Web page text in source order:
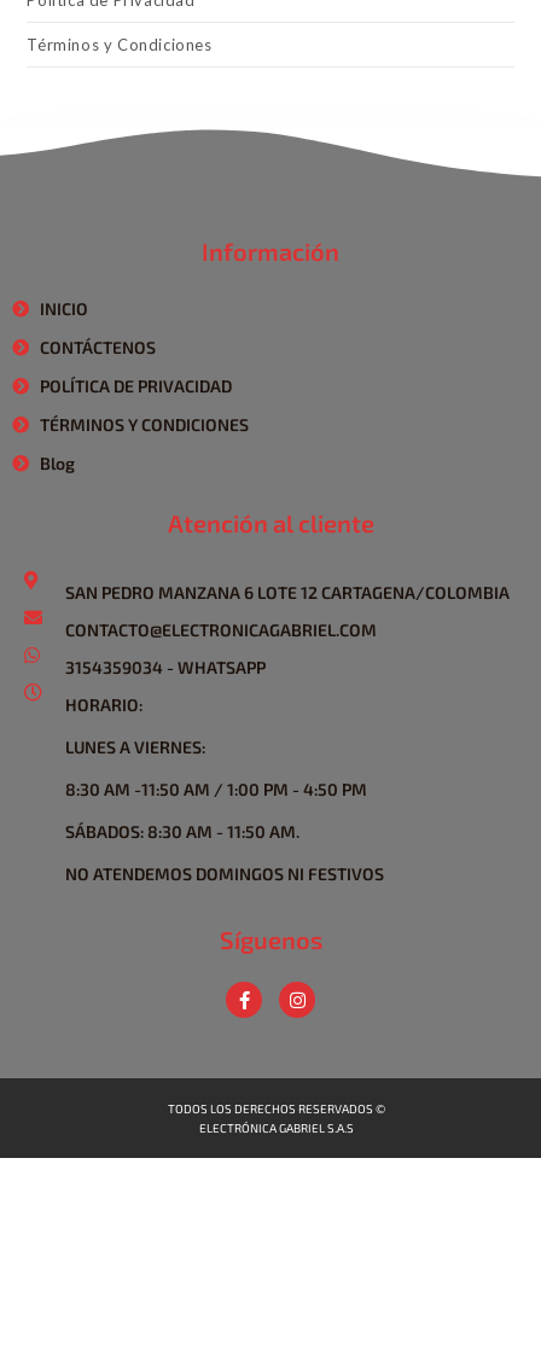
Términos y Condiciones
Información
INICIO
CONTÁCTENOS
POLÍTICA DE PRIVACIDAD
TÉRMINOS Y CONDICIONES
Blog
Atención al cliente
SAN PEDRO MANZANA 6 LOTE 12 CARTAGENA/COLOMBIA
CONTACTO@ELECTRONICAGABRIEL.COM
3154359034 - WHATSAPP
HORARIO:
LUNES A VIERNES:
8:30 AM -11:50 AM / 1:00 PM - 4:50 PM
SÁBADOS: 8:30 AM - 11:50 AM.
NO ATENDEMOS DOMINGOS NI FESTIVOS
Síguenos
TODOS LOS DERECHOS RESERVADOS ©
ELECTRÓNICA GABRIEL S.A.S